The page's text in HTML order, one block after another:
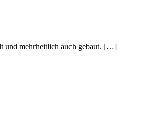
und mehrheitlich auch gebaut. […]